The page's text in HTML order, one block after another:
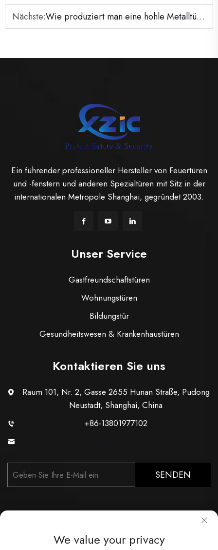
Nächste:Wie produziert man eine hohle Metalltür nach UL-Standard?
Ein führender professioneller Hersteller von Feuertüren
und -fenstern und anderen Spezialtüren mit Sitz in der
internationalen Metropole Shanghai, gegründet 2003.
Unser Service
Gastfreundschaftstüren
Wohnungstüren
Bildungstür
Gesundheitswesen & Krankenhaustüren
Kontaktieren Sie uns
Raum 101, Nr. 2, Gasse 2655 Hunan Straße, Pudong
Neustadt, Shanghai, China
+86-13801977102
SENDEN
We value your privacy